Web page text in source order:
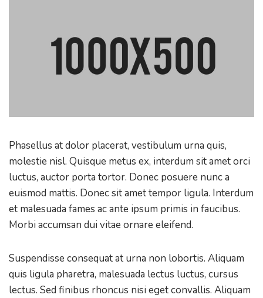
Phasellus at dolor placerat, vestibulum urna quis,
molestie nisl. Quisque metus ex, interdum sit amet orci
luctus, auctor porta tortor. Donec posuere nunc a
euismod mattis. Donec sit amet tempor ligula. Interdum
et malesuada fames ac ante ipsum primis in faucibus.
Morbi accumsan dui vitae ornare eleifend.
Suspendisse consequat at urna non lobortis. Aliquam
quis ligula pharetra, malesuada lectus luctus, cursus
lectus. Sed finibus rhoncus nisi eget convallis. Aliquam